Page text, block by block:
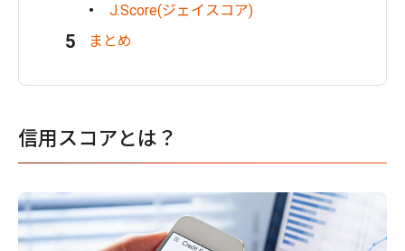
J.Score(ジェイスコア)
まとめ
信用スコアとは？